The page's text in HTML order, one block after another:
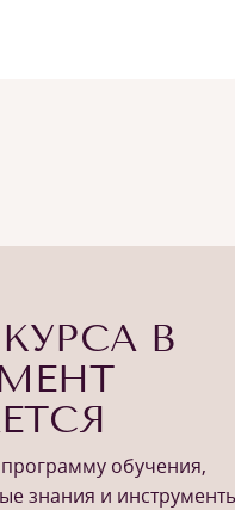
В
обучения,
знания и